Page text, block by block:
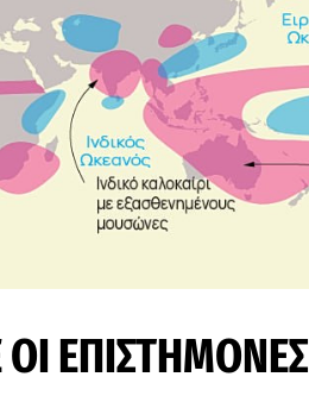
ΟΙ ΕΠΙΣΤΗΜΟΝΕΣ